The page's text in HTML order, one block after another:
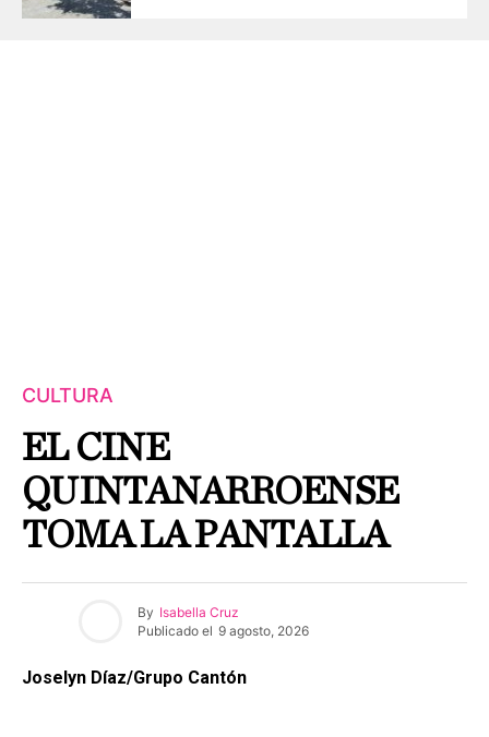
CULTURA
EL CINE
QUINTANARROENSE
TOMA LA PANTALLA
By Isabella Cruz
Publicado el 9 agosto, 2026
Joselyn Díaz/Grupo Cantón